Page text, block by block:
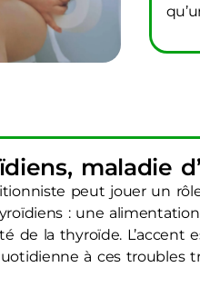
maladie
peut jouer un
: une
de la thyroïde. L’accent
à ces troubles